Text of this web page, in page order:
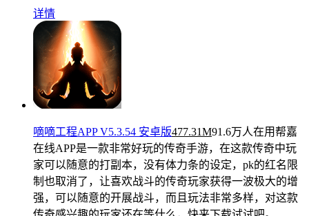
详情
嘀嘀工程APP V5.3.54 安卓版477.31M91.6万人在用帮嘉
在线APP是一款非常好玩的传奇手游，在这款传奇中玩
家可以随意的打副本，没有体力条的设定，pk的红名限
制也取消了，让喜欢战斗的传奇玩家获得一波极大的增
强，可以随意的开展战斗，而且玩法非常多样，对这款